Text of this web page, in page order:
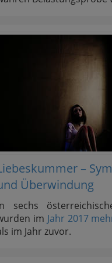
–
Überwindung
sechs
im Jahr 2017
im Jahr zuvor.